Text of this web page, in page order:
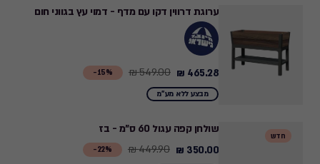
ערוגת דרווין דקו עם מדף - דמוי עץ בגווני חום
15%-
Price
from
₪
to
465.28
465.28 ₪
549.00 ₪
מבצע ללא מע"מ
חדש
שולחן קפה עגול 60 ס"מ - בז
22%-
Price
350.00 ₪
449.90 ₪